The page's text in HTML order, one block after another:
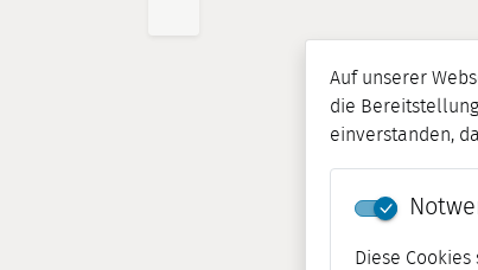
Auf unserer
die
einverstanden,
Diese